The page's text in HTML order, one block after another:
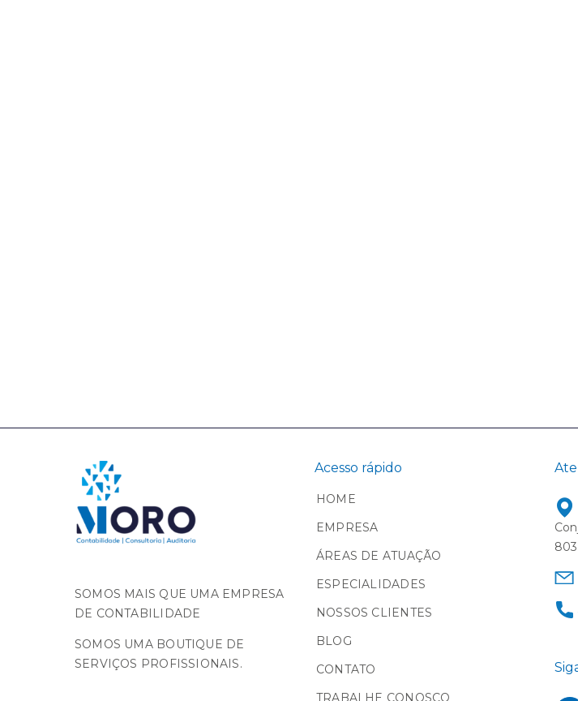
SOMOS MAIS QUE UMA EMPRESA
DE CONTABILIDADE
SOMOS UMA BOUTIQUE DE
SERVIÇOS PROFISSIONAIS.
Acesso rápido
HOME
EMPRESA
ÁREAS DE ATUAÇÃO
ESPECIALIDADES
NOSSOS CLIENTES
BLOG
CONTATO
TRABALHE CONOSCO